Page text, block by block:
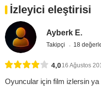
İzleyici eleştirisi
Ayberk E.
Takipçi 18
4,016 Ağustos
Oyuncular için film izlersin ya